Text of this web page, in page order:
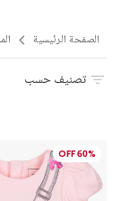
الصفحة الرئيسية
تصنيف حسب
60% OFF